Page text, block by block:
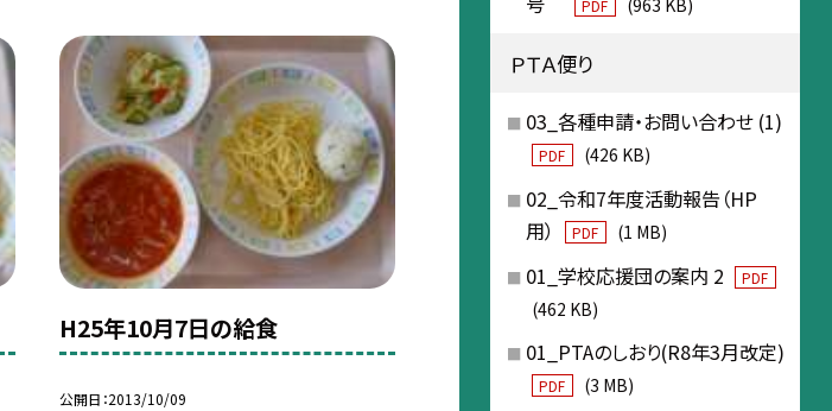
H25年10月7日の給食
公開日 2013/10/09
PDF (963 KB)
ＰＴＡ便り
03_各種申請・お問い合わせ (1)
PDF (426 KB)
02_令和7年度活動報告（HP
用）
PDF (1 MB)
01_学校応援団の案内 2 PDF
(462 KB)
01_PTAのしおり(R8年3月改定)
PDF (3 MB)